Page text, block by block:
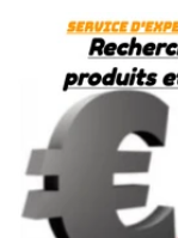
à me contacter
d'être à votre